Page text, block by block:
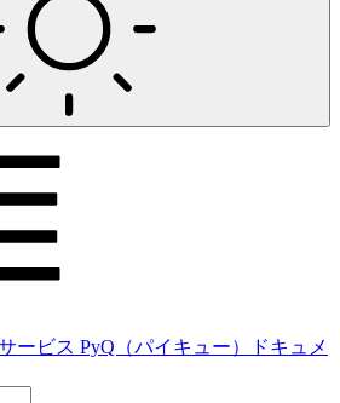
ービス PyQ（パイキュー）ドキュメ